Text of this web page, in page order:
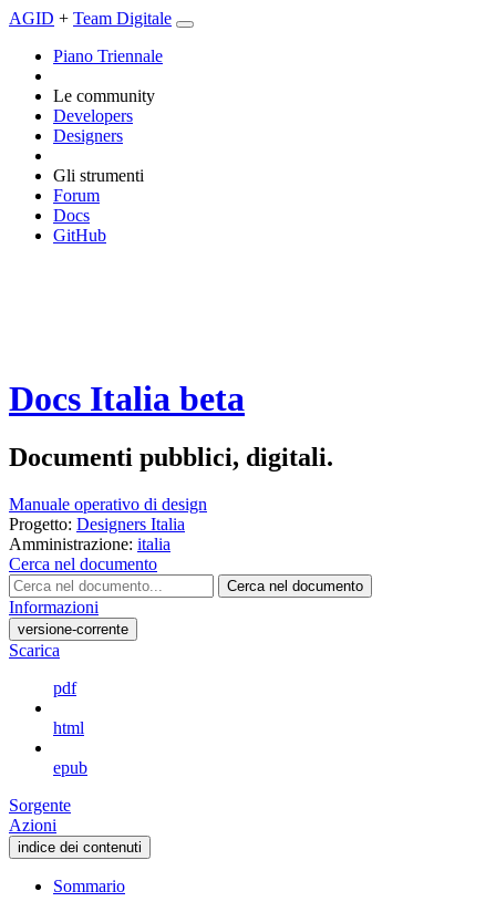
AGID + Team Digitale
Piano Triennale
Le community
Developers
Designers
Gli strumenti
Forum
Docs
GitHub
Docs Italia beta
Documenti pubblici, digitali.
Manuale operativo di design
Progetto: Designers Italia
Amministrazione: italia
Cerca nel documento
Cerca nel documento
Informazioni
versione-corrente
Scarica
pdf
html
epub
Sorgente
Azioni
indice dei contenuti
Sommario